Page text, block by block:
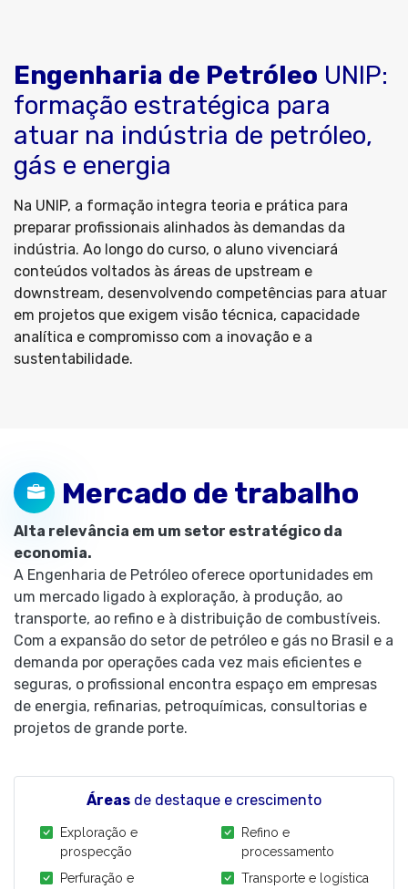
Engenharia de Petróleo UNIP:
formação estratégica para
atuar na indústria de petróleo,
gás e energia
Na UNIP, a formação integra teoria e prática para
preparar profissionais alinhados às demandas da
indústria. Ao longo do curso, o aluno vivenciará
conteúdos voltados às áreas de upstream e
downstream, desenvolvendo competências para atuar
em projetos que exigem visão técnica, capacidade
analítica e compromisso com a inovação e a
sustentabilidade.
Mercado de trabalho
Alta relevância em um setor estratégico da
economia.
A Engenharia de Petróleo oferece oportunidades em
um mercado ligado à exploração, à produção, ao
transporte, ao refino e à distribuição de combustíveis.
Com a expansão do setor de petróleo e gás no Brasil e a
demanda por operações cada vez mais eficientes e
seguras, o profissional encontra espaço em empresas
de energia, refinarias, petroquímicas, consultorias e
projetos de grande porte.
Áreas de destaque e crescimento
Exploração e
prospecção
Perfuração e
Refino e
processamento
Transporte e logística